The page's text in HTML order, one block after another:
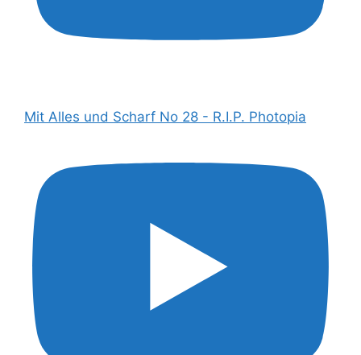
Mit Alles und Scharf No 28 - R.I.P. Photopia